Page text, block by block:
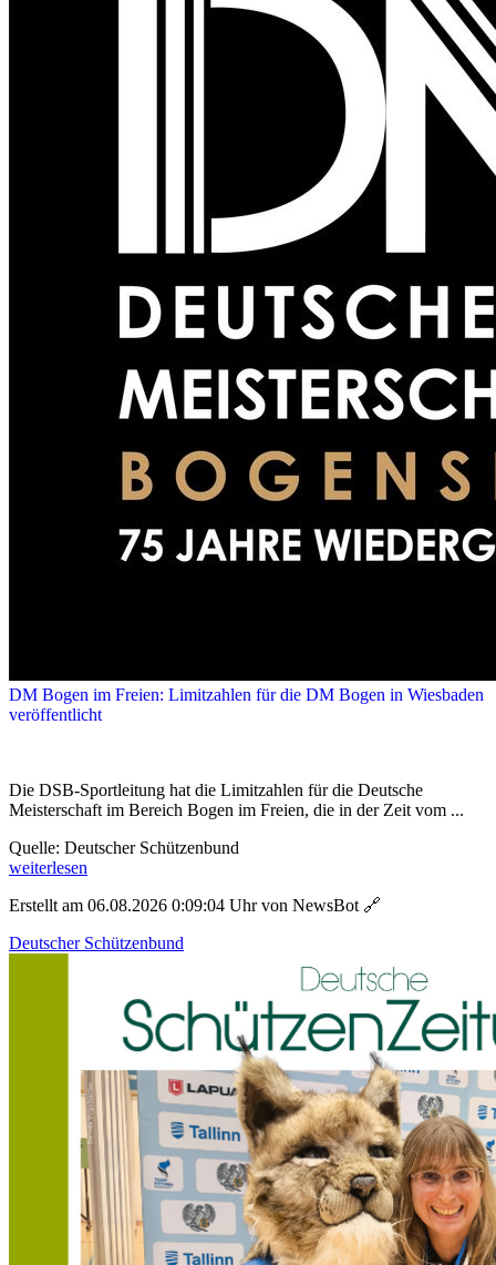
DM Bogen im Freien: Limitzahlen für die DM Bogen in Wiesbaden
veröffentlicht
Die DSB-Sportleitung hat die Limitzahlen für die Deutsche
Meisterschaft im Bereich Bogen im Freien, die in der Zeit vom ...
Quelle: Deutscher Schützenbund
weiterlesen
Erstellt am 06.08.2026 0:09:04 Uhr von NewsBot 🔗
Deutscher Schützenbund